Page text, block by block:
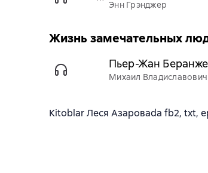
Энн Грэнджер
Жизнь замечательных
Пьер-Жан
Михаил
Kitoblar Леся Азароваda fb2, txt,